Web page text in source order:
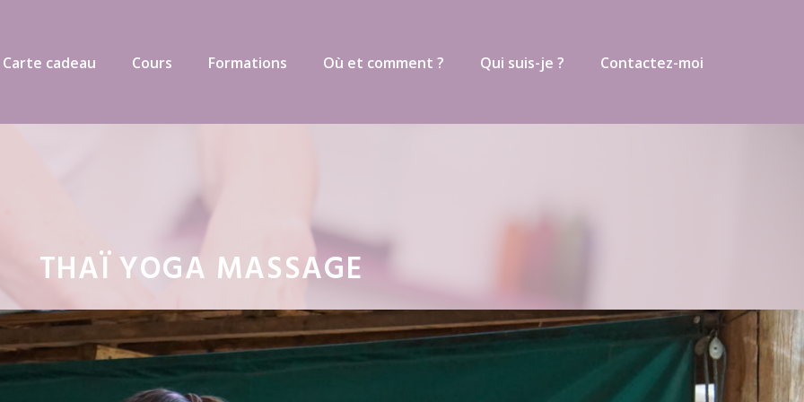
cadeau Cours Formations Où et comment ? Qui suis-je ? Contactez-moi
THAÏ YOGA MASSAGE